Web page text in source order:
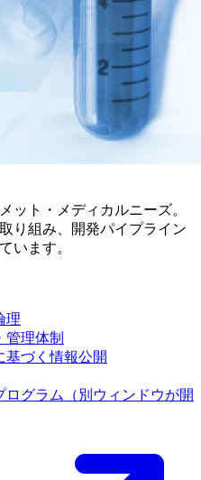
ット・メディカルニーズ。
り組み、開発パイプライン
います。
理
管理体制
基づく情報公開
ログラム
（別ウィンドウが開